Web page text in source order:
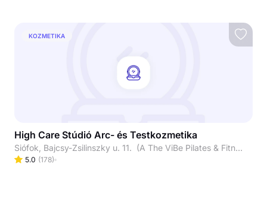
KOZMETIKA
High Care Stúdió Arc- és Testkozmetika
Siófok, Bajcsy-Zsilinszky u. 11. (A The ViBe Pilates & Fitness Studió alatt.)
5.0 (178)